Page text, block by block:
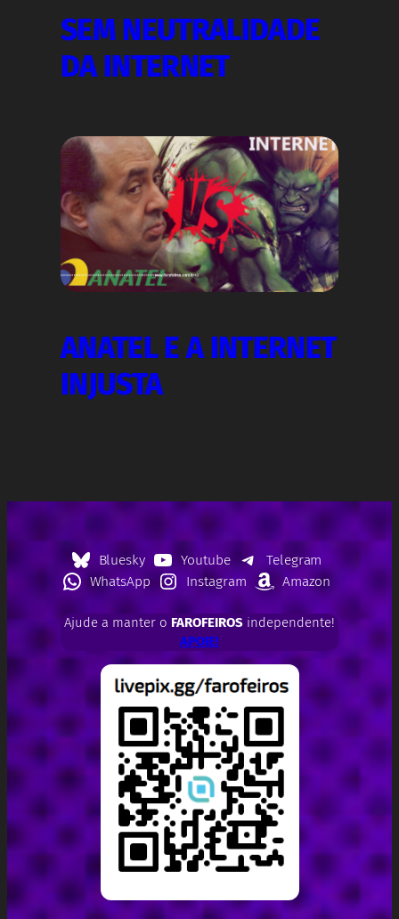
SEM NEUTRALIDADE
DA INTERNET
ANATEL E A INTERNET
INJUSTA
Bluesky Youtube
Telegram
WhatsApp
Instagram Amazon
Ajude a manter o FAROFEIROSindependente!
APOIE!